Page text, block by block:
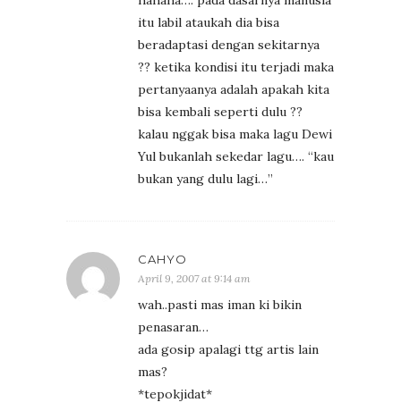
itu labil ataukah dia bisa
beradaptasi dengan sekitarnya
?? ketika kondisi itu terjadi maka
pertanyaanya adalah apakah kita
bisa kembali seperti dulu ??
kalau nggak bisa maka lagu Dewi
Yul bukanlah sekedar lagu…. “kau
bukan yang dulu lagi…”
CAHYO
April 9, 2007 at 9:14 am
wah..pasti mas iman ki bikin
penasaran…
ada gosip apalagi ttg artis lain
mas?
*tepokjidat*